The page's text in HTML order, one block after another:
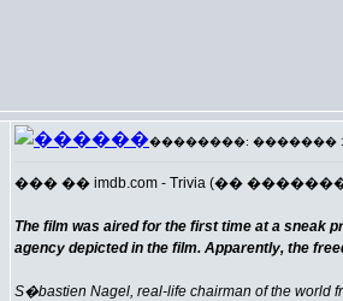
��������: ������� 17
��� �� imdb.com - Trivia (��
The film was aired for the first time at a sneak
agency depicted in the film. Apparently, the
S�bastien Nagel, real-life chairman of the world